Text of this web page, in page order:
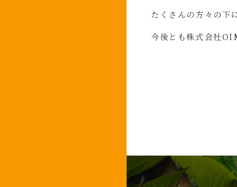
たくさんの方々の下
今後とも株式会社